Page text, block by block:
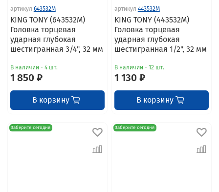
артикул 643532M
KING TONY (643532M)
Головка торцевая
ударная глубокая
шестигранная 3/4", 32 мм
В наличии - 4 шт.
1 850 ₽
В корзину
артикул 443532M
KING TONY (443532M)
Головка торцевая
ударная глубокая
шестигранная 1/2", 32 мм
В наличии - 12 шт.
1 130 ₽
В корзину
Заберите сегодня Заберите сегодня